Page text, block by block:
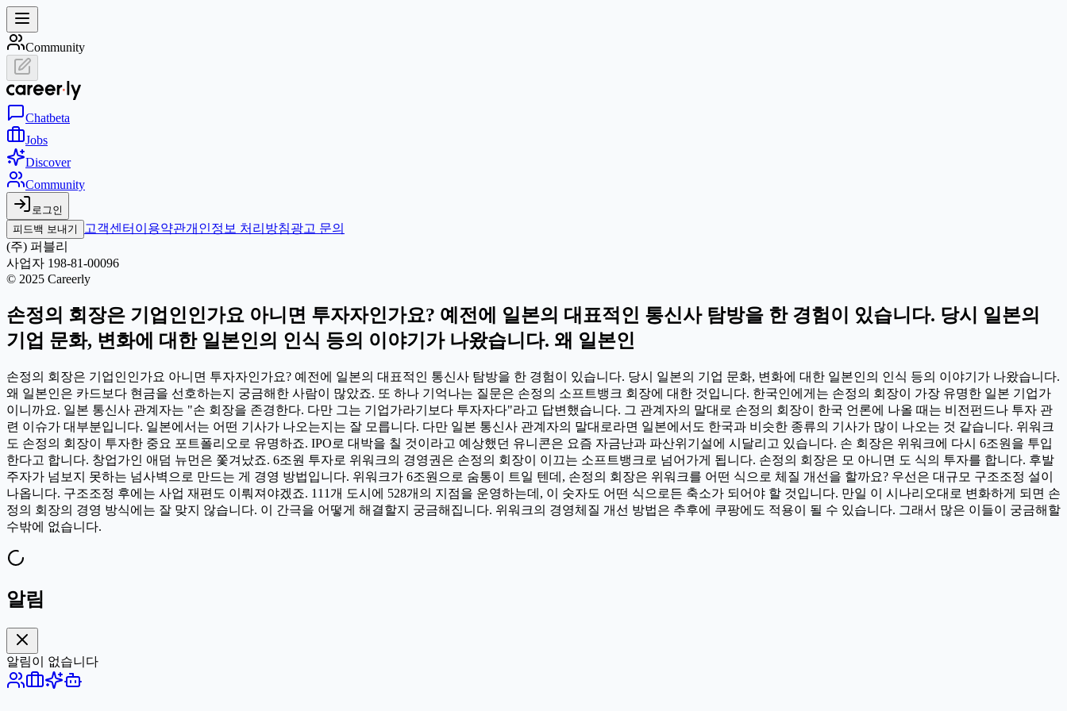
Community
Chatbeta
Jobs
Discover
Community
로그인
피드백 보내기
고객센터 이용약관개인정보 처리방침광고 문의
(주) 퍼블리
사업자 198-81-00096
© 2025 Careerly
손정의 회장은 기업인인가요 아니면 투자자인가요? 예전에 일본의 대표적인 통신사 탐방을 한 경험이 있습니다. 당시 일본의
기업 문화, 변화에 대한 일본인의 인식 등의 이야기가 나왔습니다. 왜 일본인
손정의 회장은 기업인인가요 아니면 투자자인가요? 예전에 일본의 대표적인 통신사 탐방을 한 경험이 있습니다. 당시 일본의 기업 문화, 변화에 대한 일본인의 인식 등의 이야기가 나왔습니다.
왜 일본인은 카드보다 현금을 선호하는지 궁금해한 사람이 많았죠. 또 하나 기억나는 질문은 손정의 소프트뱅크 회장에 대한 것입니다. 한국인에게는 손정의 회장이 가장 유명한 일본 기업가
이니까요. 일본 통신사 관계자는 "손 회장을 존경한다. 다만 그는 기업가라기보다 투자자다"라고 답변했습니다. 그 관계자의 말대로 손정의 회장이 한국 언론에 나올 때는 비전펀드나 투자 관
련 이슈가 대부분입니다. 일본에서는 어떤 기사가 나오는지는 잘 모릅니다. 다만 일본 통신사 관계자의 말대로라면 일본에서도 한국과 비슷한 종류의 기사가 많이 나오는 것 같습니다. 위워크
도 손정의 회장이 투자한 중요 포트폴리오로 유명하죠. IPO로 대박을 칠 것이라고 예상했던 유니콘은 요즘 자금난과 파산위기설에 시달리고 있습니다. 손 회장은 위워크에 다시 6조원을 투입
한다고 합니다. 창업가인 애덤 뉴먼은 쫓겨났죠. 6조원 투자로 위워크의 경영권은 손정의 회장이 이끄는 소프트뱅크로 넘어가게 됩니다. 손정의 회장은 모 아니면 도 식의 투자를 합니다. 후발
주자가 넘보지 못하는 넘사벽으로 만드는 게 경영 방법입니다. 위워크가 6조원으로 숨통이 트일 텐데, 손정의 회장은 위워크를 어떤 식으로 체질 개선을 할까요? 우선은 대규모 구조조정 설이
나옵니다. 구조조정 후에는 사업 재편도 이뤄져야겠죠. 111개 도시에 528개의 지점을 운영하는데, 이 숫자도 어떤 식으로든 축소가 되어야 할 것입니다. 만일 이 시나리오대로 변화하게 되면 손
정의 회장의 경영 방식에는 잘 맞지 않습니다. 이 간극을 어떻게 해결할지 궁금해집니다. 위워크의 경영체질 개선 방법은 추후에 쿠팡에도 적용이 될 수 있습니다. 그래서 많은 이들이 궁금해할
수밖에 없습니다.
알림
알림이 없습니다